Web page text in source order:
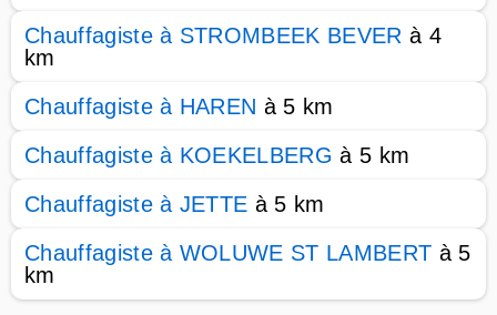
Chauffagiste à STROMBEEK BEVER à 4
km
Chauffagiste à HAREN à 5 km
Chauffagiste à KOEKELBERG à 5 km
Chauffagiste à JETTE à 5 km
Chauffagiste à WOLUWE ST LAMBERT à 5
km